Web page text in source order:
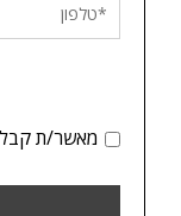
מאשר/ת קבלת